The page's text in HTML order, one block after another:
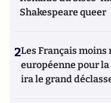
Shakespeare queer
2Les Français moins
européenne pour
ira le grand